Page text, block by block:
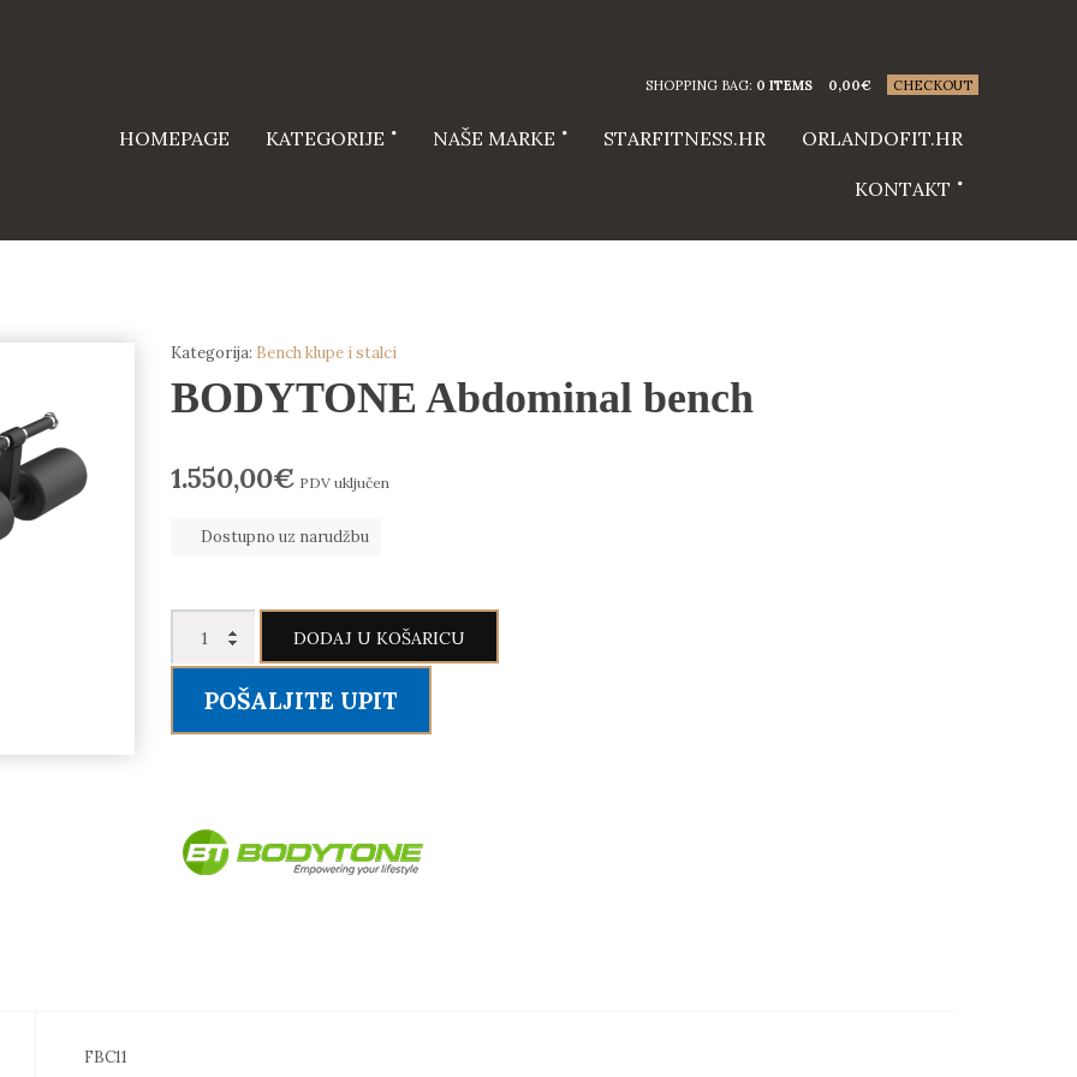
SHOPPING BAG: 0 ITEMS 0,00€ CHECKOUT
HOMEPAGE KATEGORIJE NAŠE MARKE STARFITNESS.HR ORLANDOFIT.HR
KONTAKT
Kategorija: Bench klupe i stalci
BODYTONE Abdominal bench
1.550,00€ PDV uključen
Dostupno uz narudžbu
BODYTONE
Abdominal
bench
količina
DODAJ U KOŠARICU
POŠALJITE UPIT
FBC11